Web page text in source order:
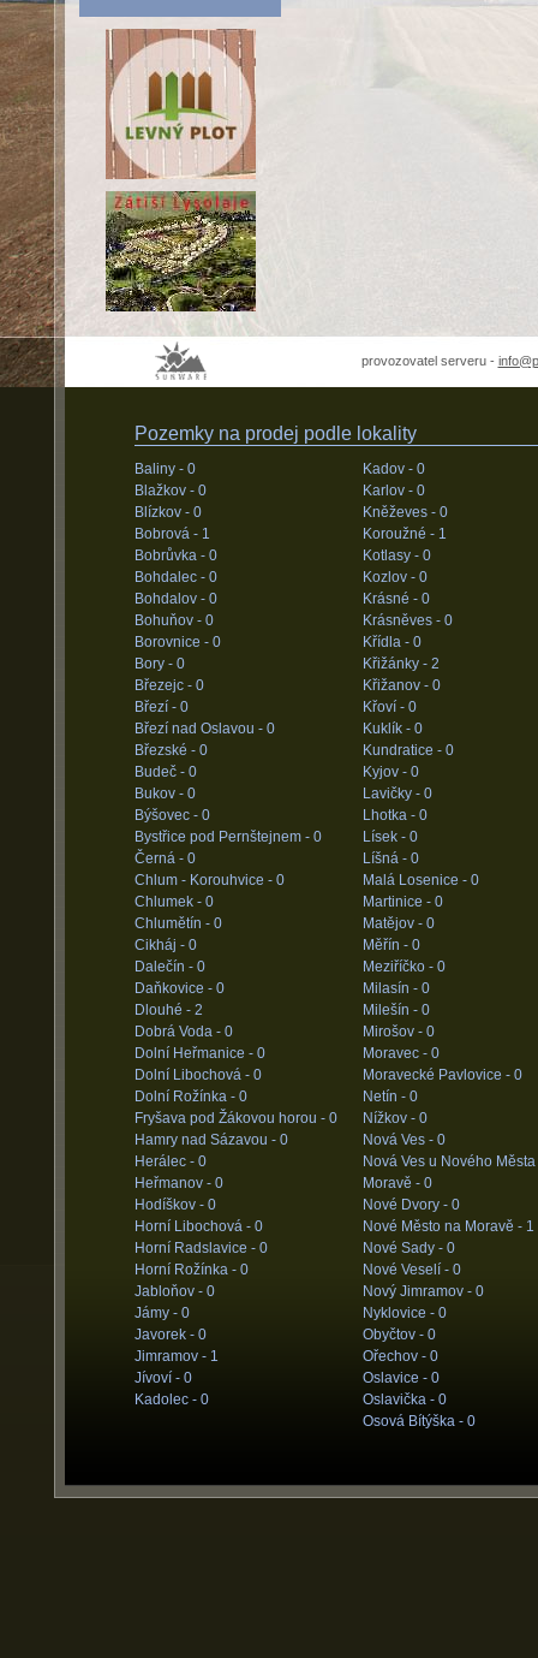
provozovatel serveru -
Pozemky na prodej podle lokality
Baliny - 0
Blažkov - 0
Blízkov - 0
Bobrová - 1
Bobrůvka - 0
Bohdalec - 0
Bohdalov - 0
Bohuňov - 0
Borovnice - 0
Bory - 0
Březejc - 0
Březí - 0
Březí nad Oslavou - 0
Březské - 0
Budeč - 0
Bukov - 0
Býšovec - 0
Bystřice pod Pernštejnem - 0
Černá - 0
Chlum - Korouhvice - 0
Chlumek - 0
Chlumětín - 0
Cikháj - 0
Dalečín - 0
Daňkovice - 0
Dlouhé - 2
Dobrá Voda - 0
Dolní Heřmanice - 0
Dolní Libochová - 0
Dolní Rožínka - 0
Fryšava pod Žákovou horou - 0
Hamry nad Sázavou - 0
Herálec - 0
Heřmanov - 0
Hodíškov - 0
Horní Libochová - 0
Horní Radslavice - 0
Horní Rožínka - 0
Jabloňov - 0
Jámy - 0
Javorek - 0
Jimramov - 1
Jívoví - 0
Kadolec - 0
Kadov - 0
Karlov - 0
Kněževes - 0
Koroužné - 1
Kotlasy - 0
Kozlov - 0
Krásné - 0
Krásněves - 0
Křídla - 0
Křižánky - 2
Křižanov - 0
Křoví - 0
Kuklík - 0
Kundratice - 0
Kyjov - 0
Lavičky - 0
Lhotka - 0
Lísek - 0
Líšná - 0
Malá Losenice - 0
Martinice - 0
Matějov - 0
Měřín - 0
Meziříčko - 0
Milasín - 0
Milešín - 0
Mirošov - 0
Moravec - 0
Moravecké Pavlovice - 0
Netín - 0
Nížkov - 0
Nová Ves - 0
Nová Ves u Nového
Moravě - 0
Nové Dvory - 0
Nové Město na Moravě - 1
Nové Sady - 0
Nové Veselí - 0
Nový Jimramov - 0
Nyklovice - 0
Obyčtov - 0
Ořechov - 0
Oslavice - 0
Oslavička - 0
Osová Bítýška - 0